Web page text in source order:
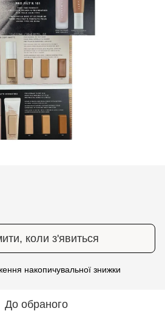
коли з'явиться
накопичувальної знижки
До обраного